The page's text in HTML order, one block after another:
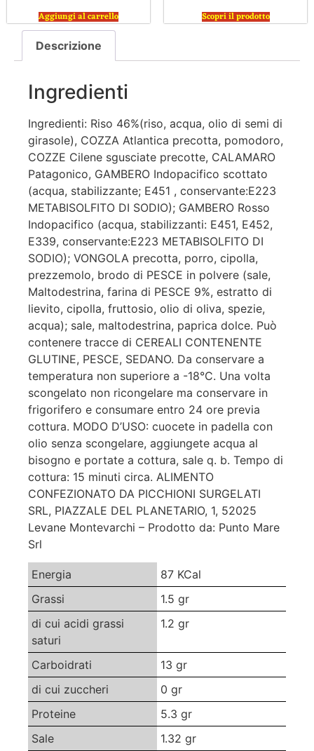
Aggiungi al carrello Scopri il prodotto
Descrizione
Ingredienti
Ingredienti: Riso 46%(riso, acqua, olio di semi di
girasole), COZZA Atlantica precotta, pomodoro,
COZZE Cilene sgusciate precotte, CALAMARO
Patagonico, GAMBERO Indopacifico scottato
(acqua, stabilizzante; E451 , conservante:E223
METABISOLFITO DI SODIO); GAMBERO Rosso
Indopacifico (acqua, stabilizzanti: E451, E452,
E339, conservante:E223 METABISOLFITO DI
SODIO); VONGOLA precotta, porro, cipolla,
prezzemolo, brodo di PESCE in polvere (sale,
Maltodestrina, farina di PESCE 9%, estratto di
lievito, cipolla, fruttosio, olio di oliva, spezie,
acqua); sale, maltodestrina, paprica dolce. Può
contenere tracce di CEREALI CONTENENTE
GLUTINE, PESCE, SEDANO. Da conservare a
temperatura non superiore a -18°C. Una volta
scongelato non ricongelare ma conservare in
frigorifero e consumare entro 24 ore previa
cottura. MODO D’USO: cuocete in padella con
olio senza scongelare, aggiungete acqua al
bisogno e portate a cottura, sale q. b. Tempo di
cottura: 15 minuti circa. ALIMENTO
CONFEZIONATO DA PICCHIONI SURGELATI
SRL, PIAZZALE DEL PLANETARIO, 1, 52025
Levane Montevarchi – Prodotto da: Punto Mare
Srl
Energia
87 KCal
Grassi
1.5 gr
di cui acidi grassi
saturi
1.2 gr
Carboidrati
13 gr
di cui zuccheri
0 gr
Proteine
5.3 gr
Sale
1.32 gr